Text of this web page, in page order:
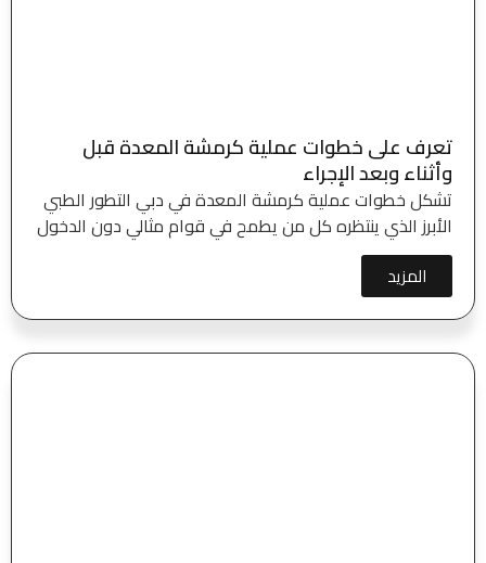
تعرف على خطوات عملية كرمشة المعدة قبل
وأثناء وبعد الإجراء
تشكل خطوات عملية كرمشة المعدة في دبي التطور الطبي
الأبرز الذي ينتظره كل من يطمح في قوام مثالي دون الدخول
المزيد